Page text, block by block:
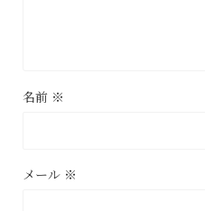
名前 ※
メール ※